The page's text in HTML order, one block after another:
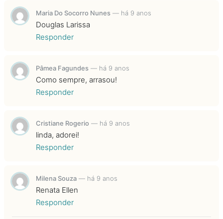
Maria Do Socorro Nunes — há 9 anos
Douglas Larissa
Responder
Pâmea Fagundes — há 9 anos
Como sempre, arrasou!
Responder
Cristiane Rogerio — há 9 anos
linda, adorei!
Responder
Milena Souza — há 9 anos
Renata Ellen
Responder